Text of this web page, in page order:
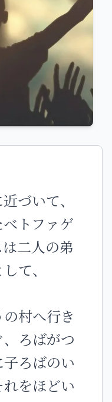
づいて、
トファゲ
二人の弟
て、
村へ行き
ろばがつ
ろばのい
をほどい